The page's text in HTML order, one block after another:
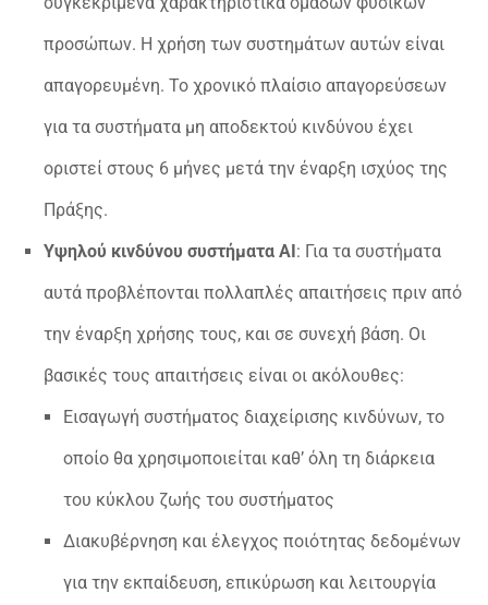
προσώπων. H χρήση των συστημάτων αυτών είναι
απαγορευμένη. Το χρονικό πλαίσιο απαγορεύσεων
για τα συστήματα μη αποδεκτού κινδύνου έχει
οριστεί στους 6 μήνες μετά την έναρξη ισχύος της
Πράξης.
Υψηλού κινδύνου συστήματα ΑΙ: Για τα συστήματα
αυτά προβλέπονται πολλαπλές απαιτήσεις πριν από
την έναρξη χρήσης τους, και σε συνεχή βάση. Οι
βασικές τους απαιτήσεις είναι οι ακόλουθες:
Εισαγωγή συστήματος διαχείρισης κινδύνων, το
οποίο θα χρησιμοποιείται καθ’ όλη τη διάρκεια
του κύκλου ζωής του συστήματος
Διακυβέρνηση και έλεγχος ποιότητας δεδομένων
για την εκπαίδευση, επικύρωση και λειτουργία